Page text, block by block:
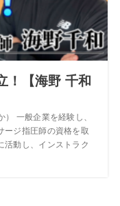
！【海野 千和
一般企業を経験し、
ージ指圧師の資格を取
活動し、インストラク